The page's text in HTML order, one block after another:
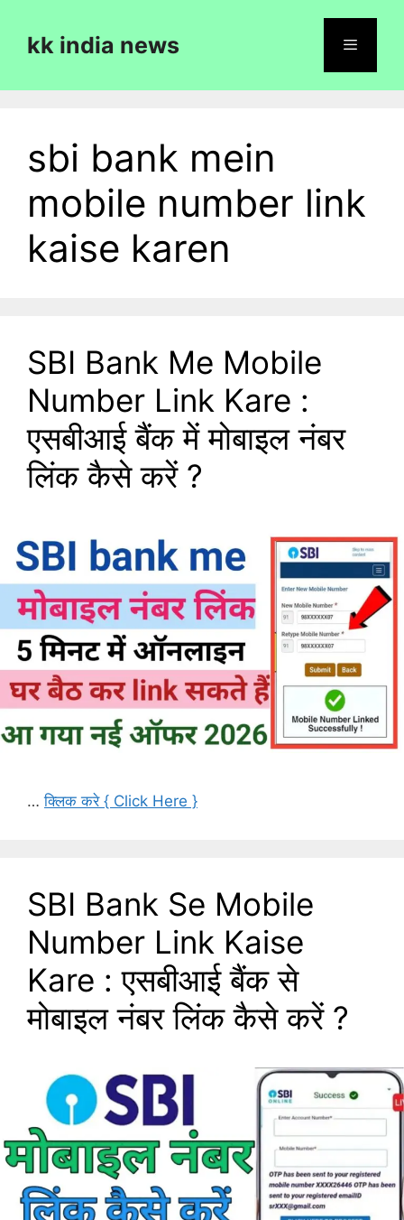
contentkk india news
sbi bank mein
mobile number link
kaise karen
SBI Bank Me Mobile
Number Link Kare :
एसबीआई बैंक में मोबाइल नंबर
लिंक कैसे करें ?
…क्लिक करे { Click Here }
SBI Bank Se Mobile
Number Link Kaise
Kare : एसबीआई बैंक से
मोबाइल नंबर लिंक कैसे करें ?